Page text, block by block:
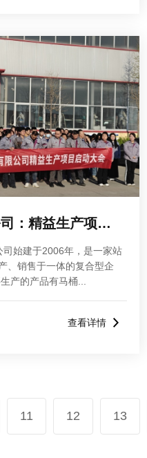
任丘市XX塑业有限公司：精益生产项目启动大会
始建于2006年，是一家站
、销售于一体的复合型企
产的产品有马桶...
查看详情
11 12 13